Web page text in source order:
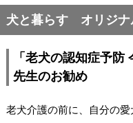
犬と暮らす オリジナ
「老犬の認知症予防
先生のお勧め
老犬介護の前に、自分の